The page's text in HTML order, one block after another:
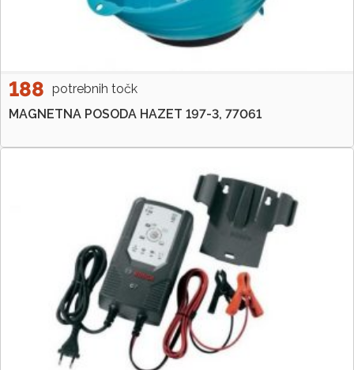
188 potrebnih točk
MAGNETNA POSODA HAZET 197-3, 77061